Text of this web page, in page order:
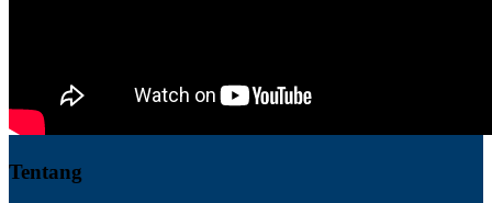
Tentang